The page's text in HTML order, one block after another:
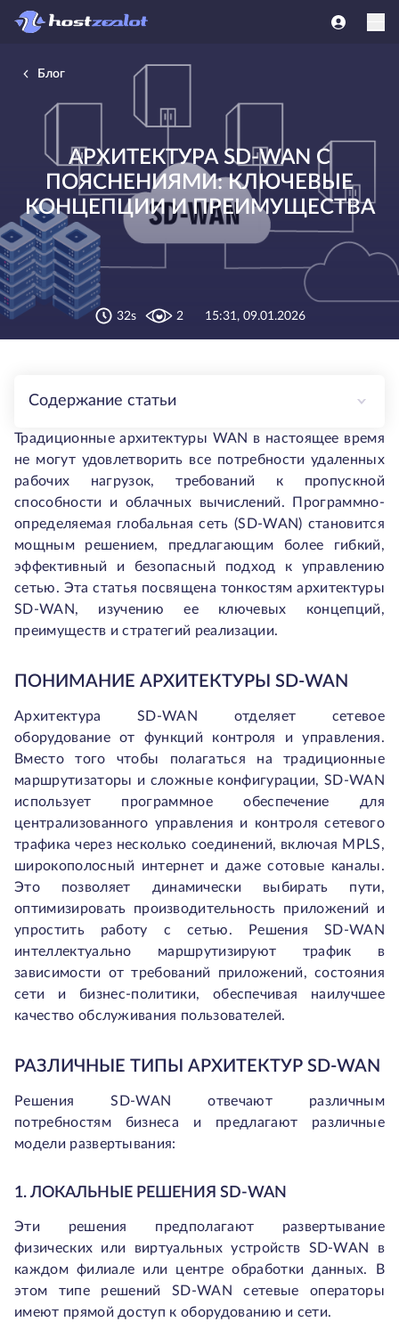
Блог
АРХИТЕКТУРА SD-WAN С
ПОЯСНЕНИЯМИ: КЛЮЧЕВЫЕ
КОНЦЕПЦИИ И ПРЕИМУЩЕСТВА
32s 2 15:31, 09.01.2026
Содержание статьи
Традиционные архитектуры WAN в настоящее время
не могут удовлетворить все потребности удаленных
рабочих нагрузок, требований к пропускной
способности и облачных вычислений. Программно-
определяемая глобальная сеть (SD-WAN) становится
мощным решением, предлагающим более гибкий,
эффективный и безопасный подход к управлению
сетью. Эта статья посвящена тонкостям архитектуры
SD-WAN, изучению ее ключевых концепций,
преимуществ и стратегий реализации.
ПОНИМАНИЕ АРХИТЕКТУРЫ SD-WAN
Архитектура SD-WAN отделяет сетевое
оборудование от функций контроля и управления.
Вместо того чтобы полагаться на традиционные
маршрутизаторы и сложные конфигурации, SD-WAN
использует программное обеспечение для
централизованного управления и контроля сетевого
трафика через несколько соединений, включая MPLS,
широкополосный интернет и даже сотовые каналы.
Это позволяет динамически выбирать пути,
оптимизировать производительность приложений и
упростить работу с сетью. Решения SD-WAN
интеллектуально маршрутизируют трафик в
зависимости от требований приложений, состояния
сети и бизнес-политики, обеспечивая наилучшее
качество обслуживания пользователей.
РАЗЛИЧНЫЕ ТИПЫ АРХИТЕКТУР SD-WAN
Решения SD-WAN отвечают различным
потребностям бизнеса и предлагают различные
модели развертывания:
1. ЛОКАЛЬНЫЕ РЕШЕНИЯ SD-WAN
Эти решения предполагают развертывание
физических или виртуальных устройств SD-WAN в
каждом филиале или центре обработки данных. В
этом типе решений SD-WAN сетевые операторы
имеют прямой доступ к оборудованию и сети.